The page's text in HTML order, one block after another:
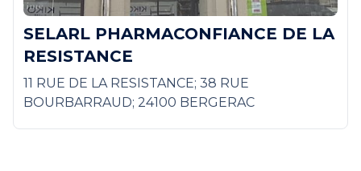
SELARL PHARMACONFIANCE DE LA
RESISTANCE
11 RUE DE LA RESISTANCE; 38 RUE
BOURBARRAUD; 24100 BERGERAC